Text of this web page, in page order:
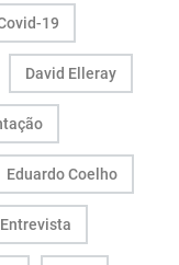
19
David Elleray
Eduardo Coelho
Entrevista